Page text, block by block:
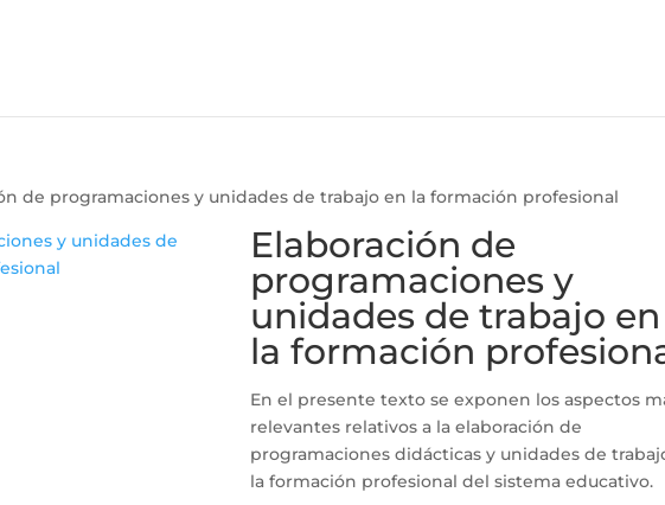
de programaciones y unidades de trabajo en la formación profesional
Elaboración de
programaciones y
unidades de trabajo en
la formación
En el presente texto se exponen los aspectos
relevantes relativos a la elaboración de
programaciones didácticas y unidades de
la formación profesional del sistema educativo.